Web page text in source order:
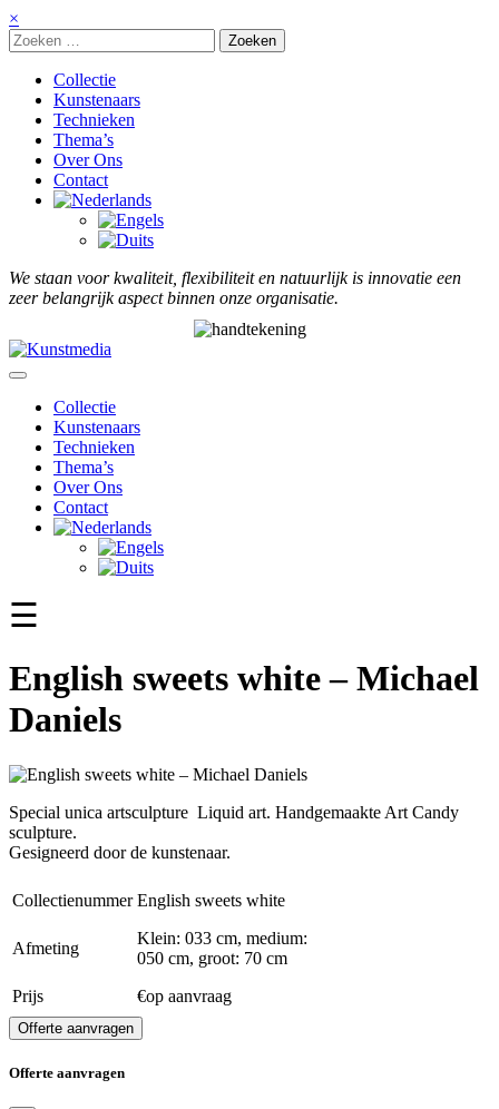
Meteen
naar
de
inhoud
×
Collectie
Kunstenaars
Technieken
Thema’s
Over Ons
Contact
We staan voor kwaliteit, flexibiliteit en natuurlijk is innovatie een
zeer belangrijk aspect binnen onze organisatie.
Collectie
Kunstenaars
Technieken
Thema’s
Over Ons
Contact
☰
English sweets white – Michael
Daniels
Special unica artsculpture Liquid art. Handgemaakte Art Candy
sculpture.
Gesigneerd door de kunstenaar.
Collectienummer English sweets white
Afmeting
Klein: 033 cm, medium:
050 cm, groot: 70 cm
Prijs
€op aanvraag
Offerte aanvragen
Offerte aanvragen